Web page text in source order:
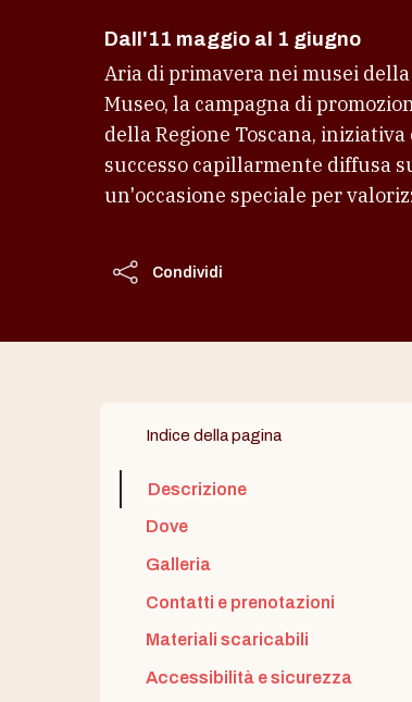
Dall'11 maggio al 1 giugno
Aria di primavera nei musei
Museo, la campagna di
della Regione Toscana,
successo capillarmente diffusa
un'occasione speciale per
Condividi
Indice della pagina
Descrizione
Dove
Galleria
Contatti e prenotazioni
Materiali scaricabili
Accessibilità e sicurezza